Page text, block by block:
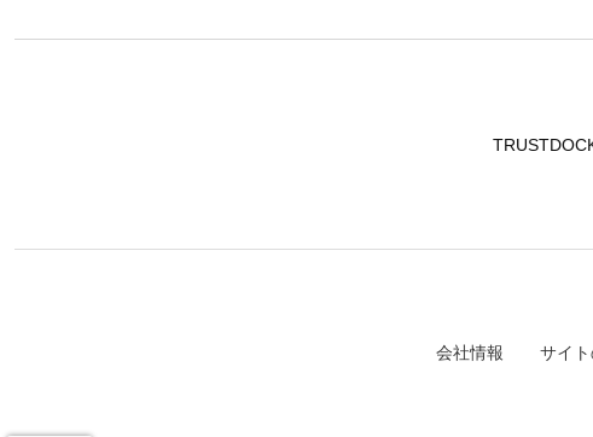
当社は、利用目的の達成に必要な範囲内にお
当社は、お客様（ご本人に限ります。本条に
い決定をした場合には、その旨を遅滞なく通知
会社情報 サイ